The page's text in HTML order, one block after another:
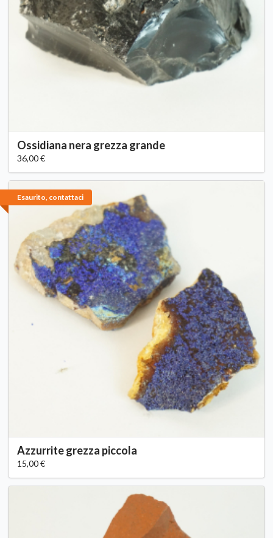
Ossidiana nera grezza grande
36,00 €
Esaurito, contattaci
Azzurrite grezza piccola
15,00 €